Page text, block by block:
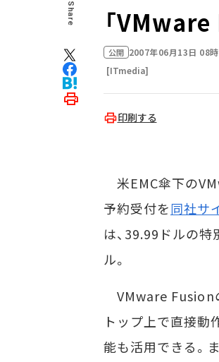
Share 「
公開 2007年06月13日 08
[ITmedia]
印刷する
米EMC傘下の
予約受付を同社サ
は、39.99ドルの
ル。
VMware Fusion
トップ上で直接動
能も活用できる